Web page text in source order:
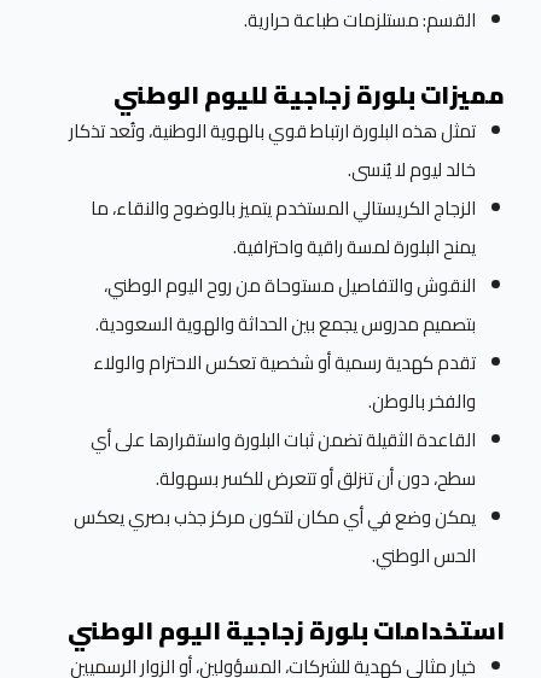
القسم: مستلزمات طباعة حرارية.
مميزات بلورة زجاجية لليوم الوطني
تمثل هذه البلورة ارتباط قوي بالهوية الوطنية، وتُعد تذكار
خالد ليوم لا يُنسى.
الزجاج الكريستالي المستخدم يتميز بالوضوح والنقاء، ما
يمنح البلورة لمسة راقية واحترافية.
النقوش والتفاصيل مستوحاة من روح اليوم الوطني،
بتصميم مدروس يجمع بين الحداثة والهوية السعودية.
تقدم كهدية رسمية أو شخصية تعكس الاحترام والولاء
والفخر بالوطن.
القاعدة الثقيلة تضمن ثبات البلورة واستقرارها على أي
سطح، دون أن تنزلق أو تتعرض للكسر بسهولة.
يمكن وضع في أي مكان لتكون مركز جذب بصري يعكس
الحس الوطني.
استخدامات بلورة زجاجية اليوم الوطني
خيار مثالي كهدية للشركات، المسؤولين، أو الزوار الرسميين